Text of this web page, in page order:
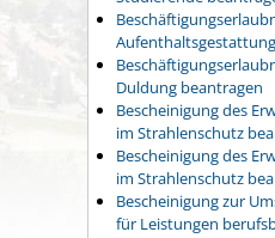
Duldung beantragen
Bescheinigung des
im Strahlenschutz
Bescheinigung des
im Strahlenschutz
Bescheinigung zur
für Leistungen